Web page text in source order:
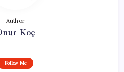
Author
Koç
Follow Me